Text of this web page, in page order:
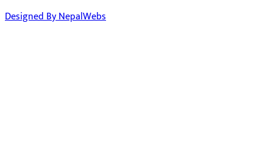
Designed By NepalWebs